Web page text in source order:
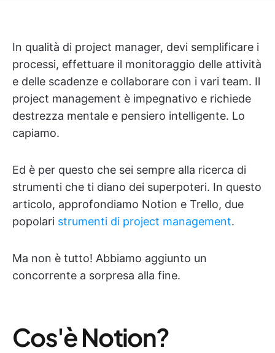
In qualità di project manager, devi semplificare i
processi, effettuare il monitoraggio delle attività
e delle scadenze e collaborare con i vari team. Il
project management è impegnativo e richiede
destrezza mentale e pensiero intelligente. Lo
capiamo.
Ed è per questo che sei sempre alla ricerca di
strumenti che ti diano dei superpoteri. In questo
articolo, approfondiamo Notion e Trello, due
popolari strumenti di project management.
Ma non è tutto! Abbiamo aggiunto un
concorrente a sorpresa alla fine.
Cos'è Notion?